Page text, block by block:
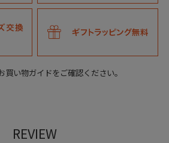
買い物ガイドをご確認ください。
REVIEW